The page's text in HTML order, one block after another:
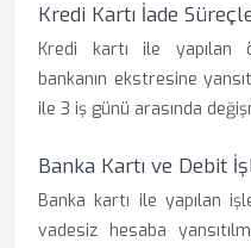
Kredi Kartı İade
Kredi kartı ile yapılan
bankanın ekstresine
ile 3 iş günü arasında
Banka Kartı ve Debit
Banka kartı ile yapılan
vadesiz hesaba